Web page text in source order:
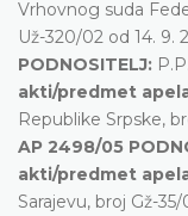
Vrhovnog suda
Už-320/02 od 14. 9.
PODNOSITELJ:
akti/predmet
Republike Srpske,
AP 2498/05
akti/predmet
Sarajevu, broj Gž-